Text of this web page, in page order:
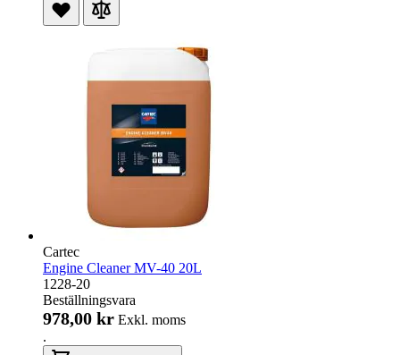
Cartec
Engine Cleaner MV-40 20L
1228-20
Beställningsvara
978,00 kr Exkl. moms
.